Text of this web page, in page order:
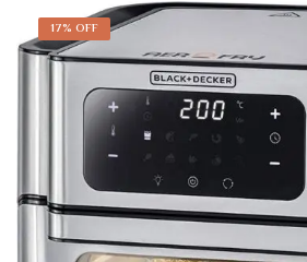
17% OFF